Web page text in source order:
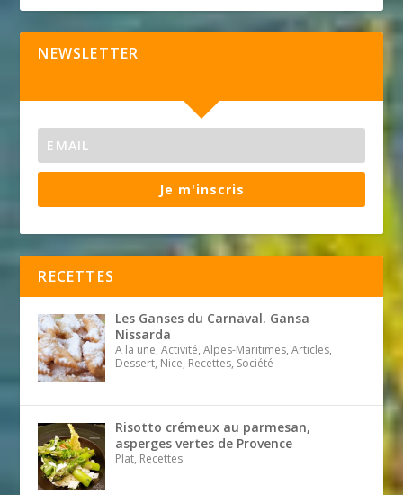
NEWSLETTER
Je m'inscris
RECETTES
Les Ganses du Carnaval. Gansa
Nissarda
A la une, Activité, Alpes-Maritimes, Articles,
Dessert, Nice, Recettes, Société
Risotto crémeux au parmesan,
asperges vertes de Provence
Plat, Recettes